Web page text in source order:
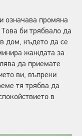
означава промяна
би трябвало да
дом, където да се
жаждата за
да приемате
ви, въпреки
тя трябва да
в